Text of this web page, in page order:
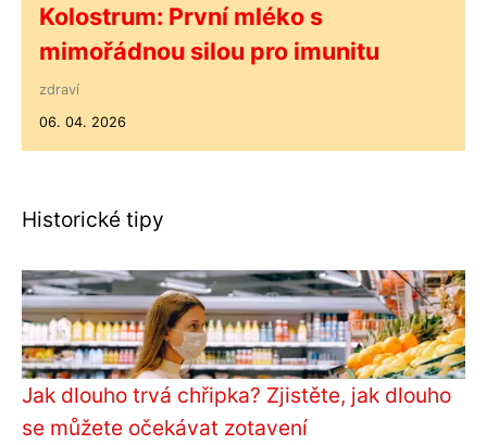
Kolostrum: První mléko s
mimořádnou silou pro imunitu
zdraví
06. 04. 2026
Historické tipy
Jak dlouho trvá chřipka? Zjistěte, jak dlouho
se můžete očekávat zotavení